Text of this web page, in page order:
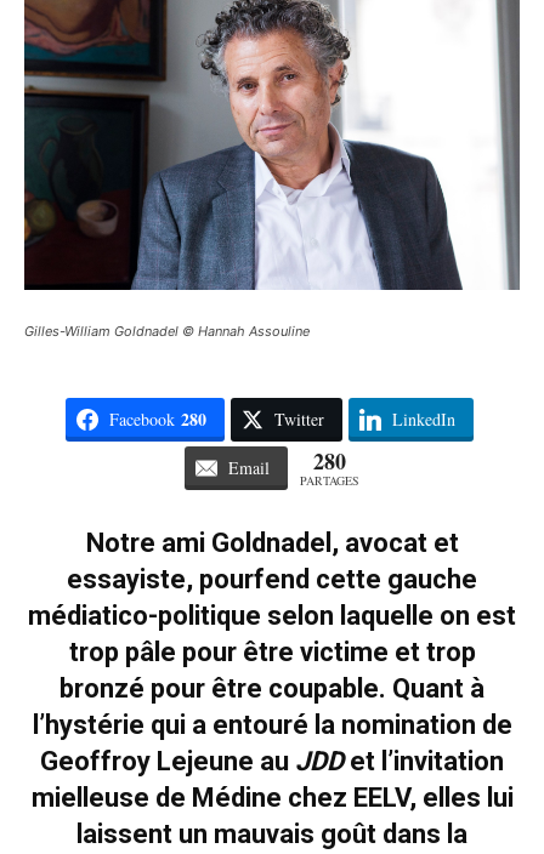
Gilles-William Goldnadel © Hannah Assouline
Facebook 280 Twitter LinkedIn
Email 280
PARTAGES
Notre ami Goldnadel, avocat et
essayiste, pourfend cette gauche
médiatico-politique selon laquelle on est
trop pâle pour être victime et trop
bronzé pour être coupable. Quant à
l’hystérie qui a entouré la nomination de
Geoffroy Lejeune au JDDet l’invitation
mielleuse de Médine chez EELV, elles lui
laissent un mauvais goût dans la